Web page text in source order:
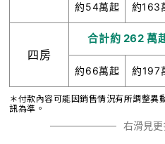
約54萬起
約163
四房
合計約 262 萬
約66萬起
約197
＊付款內容可能因銷售情況有所調整異
訊為準。
右滑見